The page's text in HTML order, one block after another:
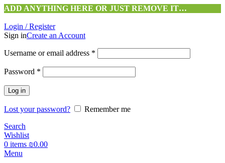
ADD ANYTHING HERE OR JUST REMOVE IT…
Login / Register
Sign inCreate an Account
Username or email address *
Password *
Log in
Lost your password?
Remember me
Search
Wishlist
0 items ₪0.00
Menu